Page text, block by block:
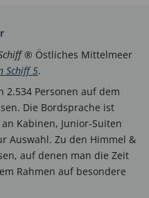
® Östliches Mittelmeer
Schiff 5.
2.534 Personen auf dem
Die Bordsprache ist
Kabinen, Junior-Suiten
Auswahl. Zu den Himmel &
auf denen man die Zeit
Rahmen auf besondere